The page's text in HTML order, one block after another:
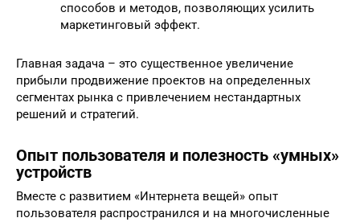
способов и методов, позволяющих усилить
маркетинговый эффект.
Главная задача – это существенное увеличение
прибыли продвижение проектов на определенных
сегментах рынка с привлечением нестандартных
решений и стратегий.
Опыт пользователя и полезность «умных»
устройств
Вместе с развитием «Интернета вещей» опыт
пользователя распространился и на многочисленные